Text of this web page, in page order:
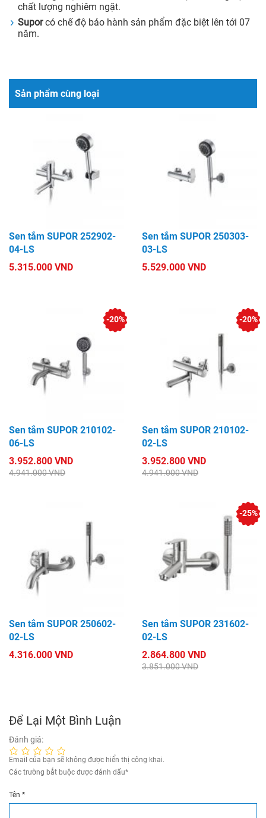
chất lượng nghiêm ngặt.
Suporcó chế độ bảo hành sản phẩm đặc biệt lên tới 07
năm.
Sản phẩm cùng loại
Sen tắm SUPOR 252902-
04-LS
5.315.000 VND
Sen tắm SUPOR 250303-
03-LS
5.529.000 VND
Sen tắm SUPOR 210102-
06-LS
3.952.800 VND
4.941.000 VND
-20%
Sen tắm SUPOR 210102-
02-LS
3.952.800 VND
4.941.000 VND
-20%
Sen tắm SUPOR 250602-
02-LS
4.316.000 VND
Sen tắm SUPOR 231602-
02-LS
2.864.800 VND
3.851.000 VND
-25%
Để Lại Một Bình Luận
Đánh giá:
Email của bạn sẽ không được hiển thị công khai.
Các trường bắt buộc được đánh dấu*
Tên *